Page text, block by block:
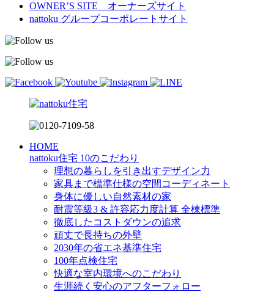
OWNER’S SITE オーナーズサイト
nattoku グループコーポレートサイト
HOME
nattoku住宅 10のこだわり
理想の暮らしを引き出すデザイン力
家具まで標準仕様の空間コーディネート
身体に優しい自然素材の家
耐震等級3 & 許容応力度計算 全棟標準
徹底したコストダウンの追求
頑丈で長持ちの外壁
2030年の省エネ基準住宅
100年点検住宅
快適な室内環境へのこだわり
生涯続く安心のアフターフォロー